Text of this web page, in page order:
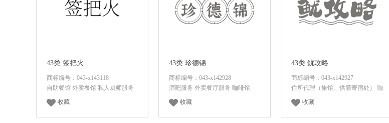
43类 签把火
商标编号：043-x143118
自助餐馆 外卖餐馆 私人厨师服务
收藏
43类 珍德锦
商标编号：043-x142928
酒吧服务 外卖餐厅服务 咖啡馆
收藏
43类 鱿攻略
商标编号：043-x142927
住所代理（旅馆、供膳寄宿处） 咖
收藏